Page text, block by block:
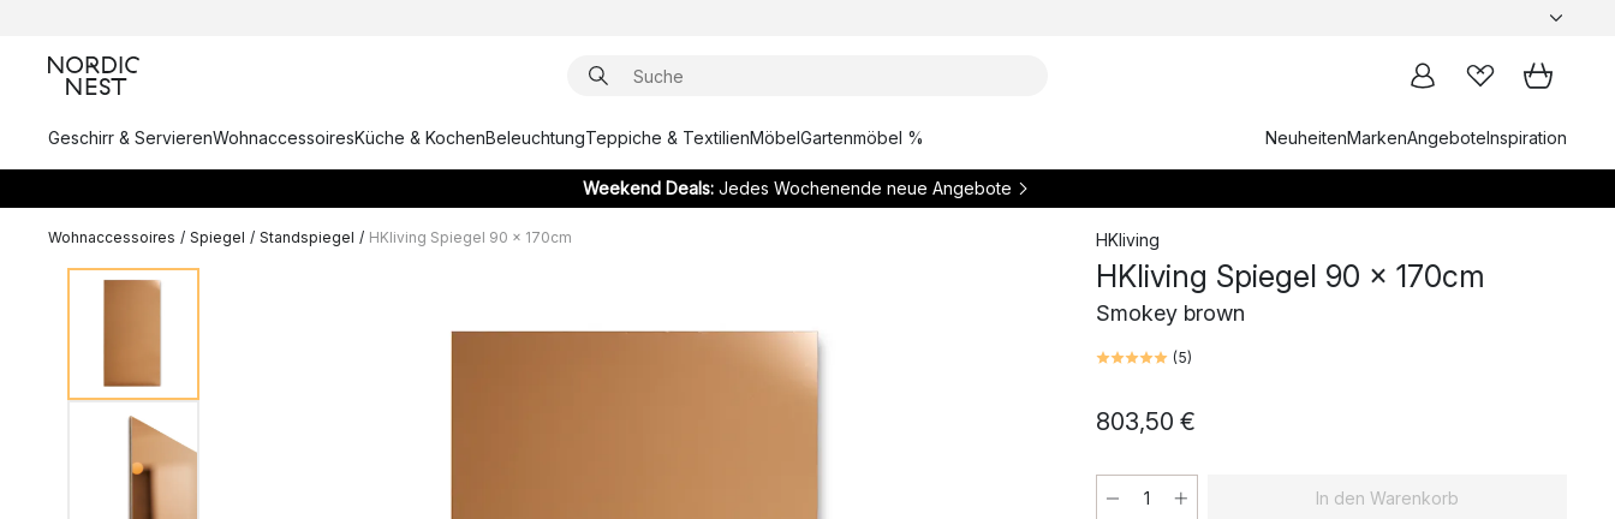
Geschirr & ServierenWohnaccessoiresKüche & KochenBeleuchtungTeppiche & TextilienMöbelGartenmöbel % NeuheitenMarkenAngeboteInspiration
Weekend Deals:Jedes Wochenende neue Angebote
Wohnaccessoires / Spiegel / Standspiegel / HKliving Spiegel 90 x 170cm HKliving
HKliving Spiegel 90 x 170cm
Smokey brown
(5)
803,50 €
In den Warenkorb